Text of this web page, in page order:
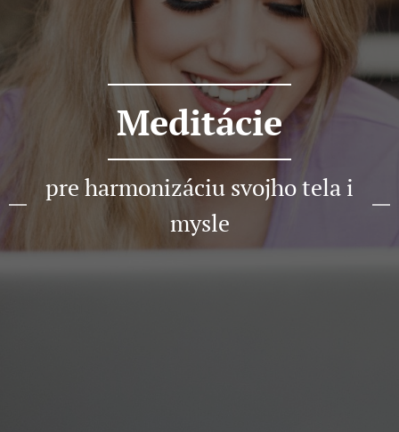
Meditácie
pre harmonizáciu svojho tela i
mysle